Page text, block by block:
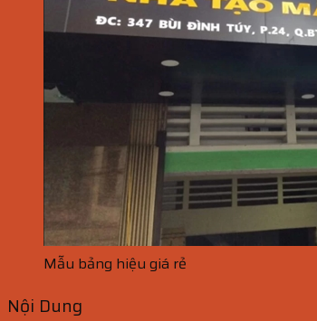
Mẫu bảng hiệu giá rẻ
Nội Dung